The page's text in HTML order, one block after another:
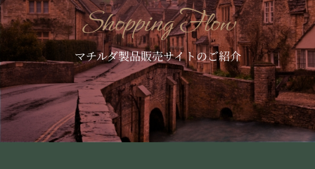
Shopping Flow
マチルダ製品販売サイトのご紹介